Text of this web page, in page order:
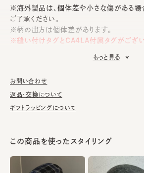
※海外製品は、個体差や小さな傷がある場
ご了承ください。
※柄の出方は個体差があります。
※縫い付けタグとCA4LA付属タグがござい
イズの実寸については「SIZE GUIDE」をご
《GOTTMANN》
1937年創業、80年続く家族経営の老舗ドイ
ロッパを中心に世界中のデパートや小売店
かつクラシカルな、実用性を兼ね備えた
で、丁寧な縫製と型入れ、素材にこだわっ
提供している。
もっと見る
お問い合わせ
返品・交換について
ギフトラッピングについて
この商品を使ったスタイリング